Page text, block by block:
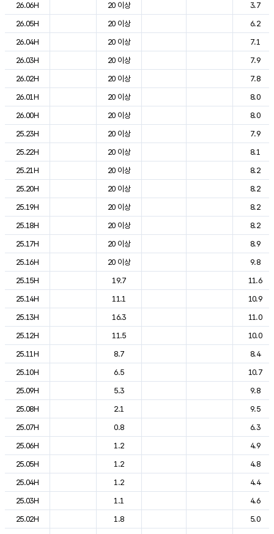
26.06H
20 이상
3.7
26.05H
20 이상
6.2
26.04H
20 이상
7.1
26.03H
20 이상
7.9
26.02H
20 이상
7.8
26.01H
20 이상
8.0
26.00H
20 이상
8.0
25.23H
20 이상
7.9
25.22H
20 이상
8.1
25.21H
20 이상
8.2
25.20H
20 이상
8.2
25.19H
20 이상
8.2
25.18H
20 이상
8.2
25.17H
20 이상
8.9
25.16H
20 이상
9.8
25.15H
19.7
11.6
25.14H
11.1
10.9
25.13H
16.3
11.0
25.12H
11.5
10.0
25.11H
8.7
8.4
25.10H
6.5
10.7
25.09H
5.3
9.8
25.08H
2.1
9.5
25.07H
0.8
6.3
25.06H
1.2
4.9
25.05H
1.2
4.8
25.04H
1.2
4.4
25.03H
1.1
4.6
25.02H
1.8
5.0